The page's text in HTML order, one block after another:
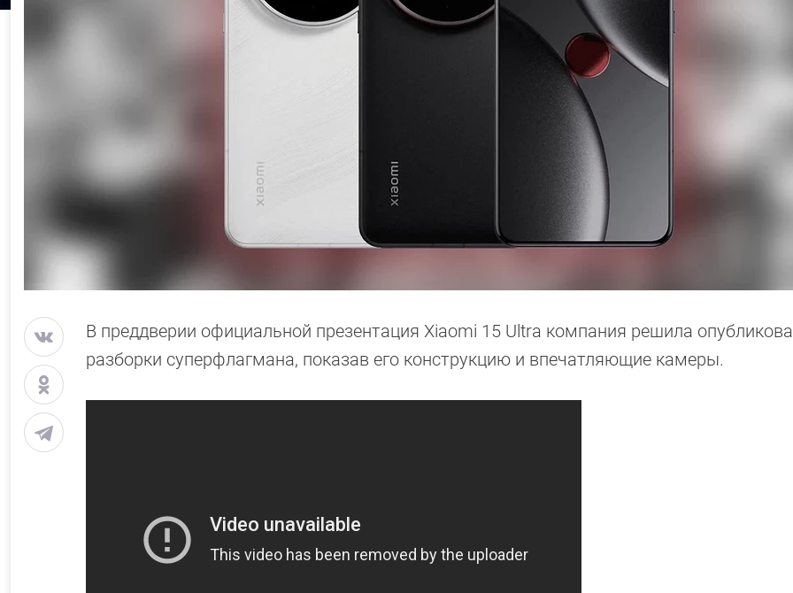
В преддверии официальной презентация Xiaomi 15 Ultra компания решила
разборки суперфлагмана, показав его конструкцию и впечатляющие камеры.